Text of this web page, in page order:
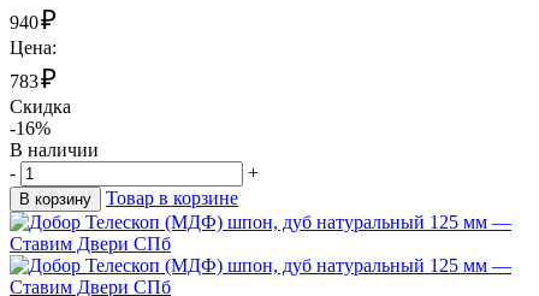
940₽
Цена:
783₽
Скидка
-16%
В наличии
-
+
В корзину Товар в корзине